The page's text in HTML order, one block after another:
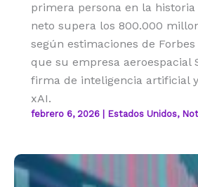
primera persona en la
neto supera los 800.000
según estimaciones de
que su empresa aeroespacial
firma de inteligencia artificial
xAI.
febrero 6, 2026 Estados Unidos,